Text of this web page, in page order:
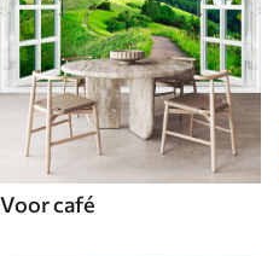
Voor café